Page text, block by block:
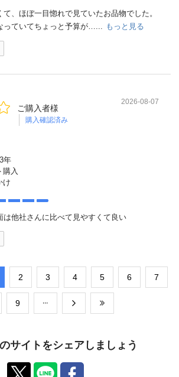
、ほぼ一目惚れで見ていたお品物でした。
っていてちょっと予算が…... もっと見る
ご購入者様
購入確認済み
2026-08-07
年
購入
け
は他社さんに比べて見やすくて良い
​2 ​3 ​4 ​5 ​6 ​7
​9
サイトをシェアしましょう